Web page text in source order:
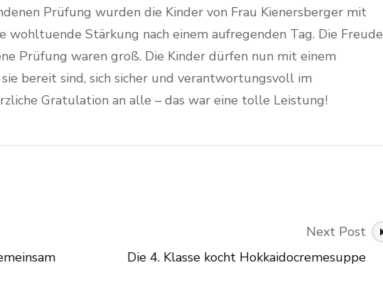
Prüfung wurden die Kinder von Frau Kienersberger mit
wohltuende Stärkung nach einem aufregenden Tag. Die Freude
Prüfung waren groß. Die Kinder dürfen nun mit einem
bereit sind, sich sicher und verantwortungsvoll im
Gratulation an alle – das war eine tolle Leistung!
Next Post
Die 4. Klasse kocht Hokkaidocremesuppe